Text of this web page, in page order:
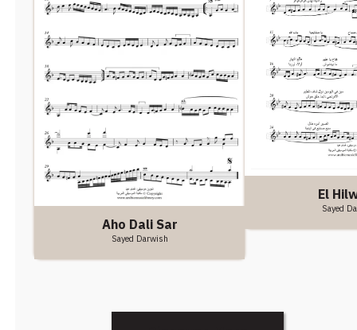
Aho Dali Sar
Sayed Darwish
El
Sayed